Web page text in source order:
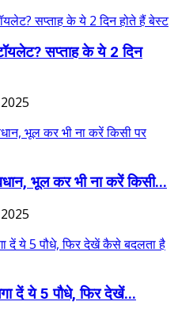
सप्ताह के ये 2 दिन
भूल कर भी ना करें किसी...
दें ये 5 पौधे, फिर देखें...